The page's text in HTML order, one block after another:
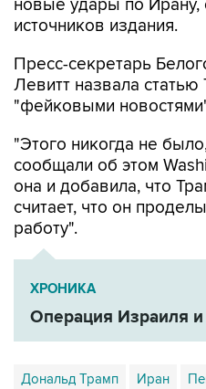
Пресс-секретарь
"фейковыми
"Этого никогда не
она и добавила, что
считает, что он
работу".
ХРОНИКА
Операция Израиля
Дональд Трамп Иран
Кэмп-Дэвид